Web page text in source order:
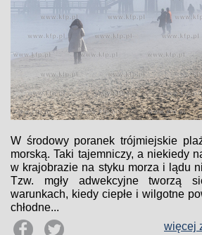
W środowy poranek trójmiejskie
morską. Taki tajemniczy, a niekiedy
w krajobrazie na styku morza i lądu
Tzw. mgły adwekcyjne tworzą
warunkach, kiedy ciepłe i wilgotne
chłodne...
więcej